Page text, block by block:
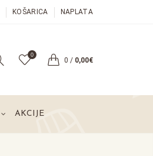
KOŠARICA NAPLATA
0
0 / 0,00€
AKCIJE